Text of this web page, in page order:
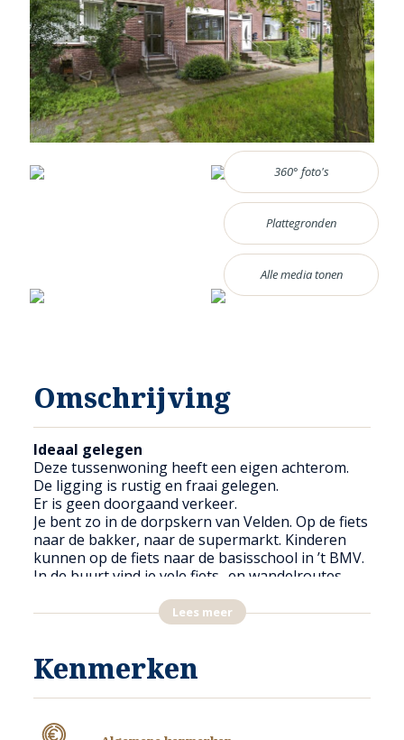
360° foto's
Plattegronden
Alle media tonen
Omschrijving
Ideaal gelegen
Deze tussenwoning heeft een eigen achterom.
De ligging is rustig en fraai gelegen.
Er is geen doorgaand verkeer.
Je bent zo in de dorpskern van Velden. Op de fiets
naar de bakker, naar de supermarkt. Kinderen
kunnen op de fiets naar de basisschool in ’t BMV.
In de buurt vind je vele fiets- en wandelroutes.
nagenoeg ieder half uur.
En met de auto ben je binnen een half uur op
Hoe praktisch kan het zijn!
Een woning met garage geschikt voor de
starter
Lees meer
Kenmerken